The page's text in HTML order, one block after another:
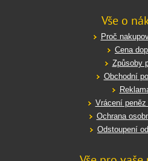
Vše o
Proč
Cena
Způsoby
Obchodní
Vrácení peněz
Ochrana
Odstoupení